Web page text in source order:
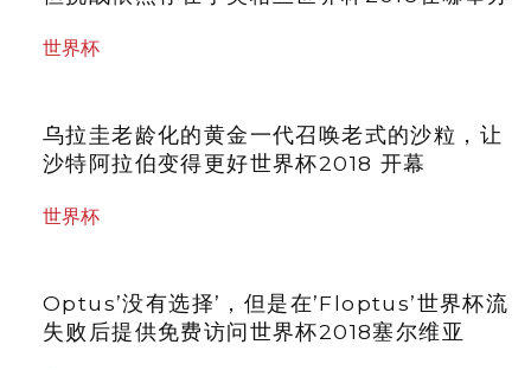
世界杯
乌拉圭老龄化的黄金一代召唤老式的沙粒，让
沙特阿拉伯变得更好世界杯2018 开幕
世界杯
Optus’没有选择’，但是在’Floptus’世界杯流
失败后提供免费访问世界杯2018塞尔维亚